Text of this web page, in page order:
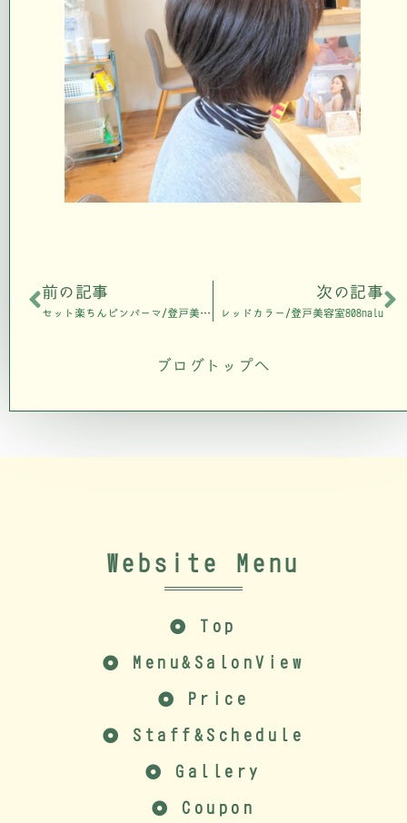
前の記事
セット楽ちんピンパーマ/登戸美容室808nalu
次の記事
レッドカラー/登戸美容室808nalu
ブログトップへ
Website Menu
Top
Menu&SalonView
Price
Staff&Schedule
Gallery
Coupon